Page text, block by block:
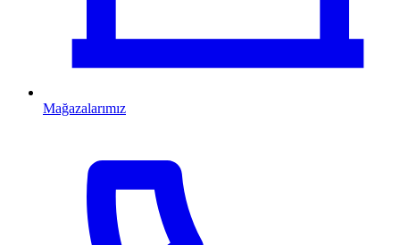
Mağazalarımız